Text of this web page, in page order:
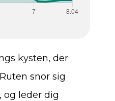
kysten, der
snor sig
og leder dig